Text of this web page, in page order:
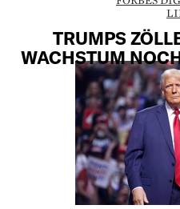
TRUMPS
WACHSTUM